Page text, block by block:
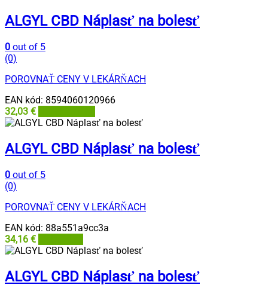
ALGYL CBD Náplasť na bolesť
0 out of 5
(0)
POROVNAŤ CENY V LEKÁRŇACH
EAN kód: 8594060120966
32,03 €
ALGYL CBD Náplasť na bolesť
0 out of 5
(0)
POROVNAŤ CENY V LEKÁRŇACH
EAN kód: 88a551a9cc3a
34,16 €
ALGYL CBD Náplasť na bolesť